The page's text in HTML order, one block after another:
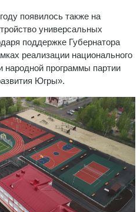
появилось также на
универсальных
поддержке Губернатора
реализации национального
народной программы партии
Югры».